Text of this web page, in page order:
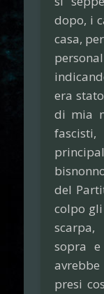
dopo, i
casa,
era
di mia
del
colpo
sopra e
presi